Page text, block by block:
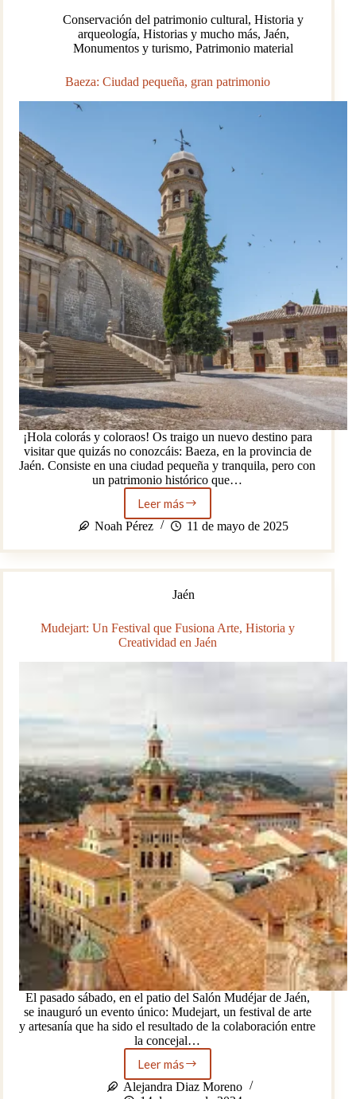
Úbeda(2026)
Conservación del patrimonio cultural,Historia y
arqueología, Historias y mucho más, Jaén,
Monumentos y turismo,Patrimonio material
Baeza: Ciudad pequeña, gran patrimonio
¡Hola colorás y coloraos! Os traigo un nuevo destino para
visitar que quizás no conozcáis: Baeza, en la provincia de
Jaén. Consiste en una ciudad pequeña y tranquila, pero con
un patrimonio histórico que…
Leer más
Baeza:
Ciudad
gran
patrimonio
Noah Pérez 11 de mayo de 2025
Jaén
Mudejart: Un Festival que Fusiona Arte, Historia y
Creatividad en Jaén
El pasado sábado, en el patio del Salón Mudéjar de Jaén,
se inauguró un evento único: Mudejart, un festival de arte
y artesanía que ha sido el resultado de la colaboración entre
la concejal…
Leer másMudejart:
Un
Alejandra Diaz Moreno